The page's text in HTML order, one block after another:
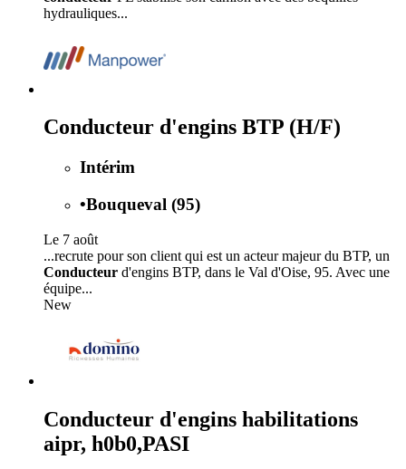
hydrauliques...
Conducteur d'engins BTP (H/F)
Intérim
•Bouqueval (95)
Le 7 août
...recrute pour son client qui est un acteur majeur du BTP, un
Conducteur d'engins BTP, dans le Val d'Oise, 95. Avec une
équipe...
New
Conducteur d'engins habilitations
aipr, h0b0,PASI